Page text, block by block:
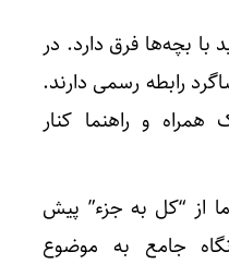
با بچه‌ها فرق دارد. در
رابطه رسمی دارند.
همراه و راهنما کنار
“کل به جزء” پیش
جامع به موضوع